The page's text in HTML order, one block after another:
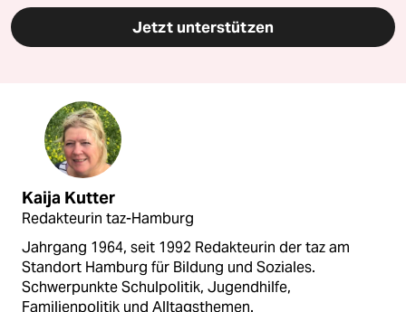
Jetzt unterstützen
Kaija Kutter
Redakteurin taz-Hamburg
Jahrgang 1964, seit 1992 Redakteurin der taz am
Standort Hamburg für Bildung und Soziales.
Schwerpunkte Schulpolitik, Jugendhilfe,
Familienpolitik und Alltagsthemen.